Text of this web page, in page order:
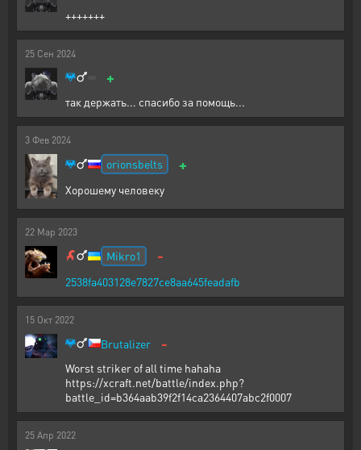
+++++++
25 Сен 2024
+
так держать... спасибо за помощь...
3 Фев 2024
orionsbelts +
Хорошему человеку
22 Мар 2023
Mikro1 -
2538fa403128e7827ce8aa645feadafb
15 Окт 2022
Brutalizer -
Worst striker of all time hahaha
https://xcraft.net/battle/index.php?
battle_id=b364aab39f2f14ca2364407abc2f0007
25 Апр 2022